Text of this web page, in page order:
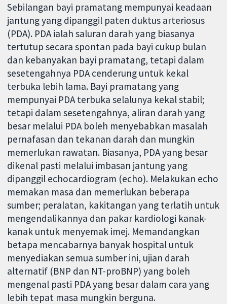
Sebilangan bayi pramatang mempunyai keadaan
jantung yang dipanggil paten duktus arteriosus
(PDA). PDA ialah saluran darah yang biasanya
tertutup secara spontan pada bayi cukup bulan
dan kebanyakan bayi pramatang, tetapi dalam
sesetengahnya PDA cenderung untuk kekal
terbuka lebih lama. Bayi pramatang yang
mempunyai PDA terbuka selalunya kekal stabil;
tetapi dalam sesetengahnya, aliran darah yang
besar melalui PDA boleh menyebabkan masalah
pernafasan dan tekanan darah dan mungkin
memerlukan rawatan. Biasanya, PDA yang besar
dikenal pasti melalui imbasan jantung yang
dipanggil echocardiogram (echo). Melakukan echo
memakan masa dan memerlukan beberapa
sumber; peralatan, kakitangan yang terlatih untuk
mengendalikannya dan pakar kardiologi kanak-
kanak untuk menyemak imej. Memandangkan
betapa mencabarnya banyak hospital untuk
menyediakan semua sumber ini, ujian darah
alternatif (BNP dan NT-proBNP) yang boleh
mengenal pasti PDA yang besar dalam cara yang
lebih tepat masa mungkin berguna.